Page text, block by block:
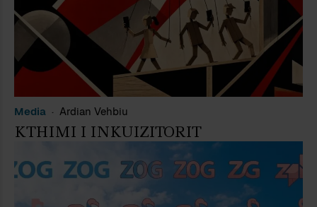
Media Ardian Vehbiu
KTHIMI I INKUIZITORIT